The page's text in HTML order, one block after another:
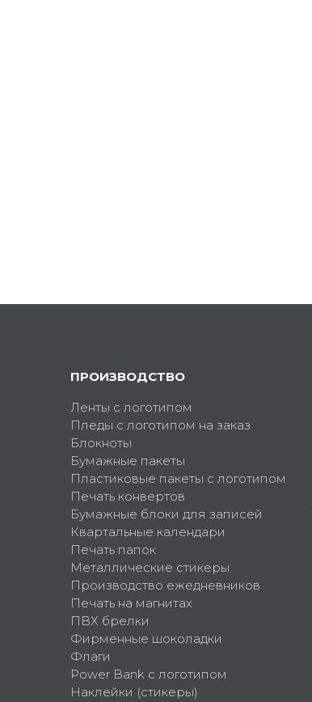
ПРОИЗВОДСТВО
Ленты с логотипом
Пледы с логотипом на заказ
Блокноты
Бумажные пакеты
Пластиковые пакеты с логотипом
Печать конвертов
Бумажные блоки для записей
Квартальные календари
Печать папок
Металлические стикеры
Производство ежедневников
Печать на магнитах
ПВХ брелки
Фирменные шоколадки
Флаги
Power Bank с логотипом
Наклейки (стикеры)